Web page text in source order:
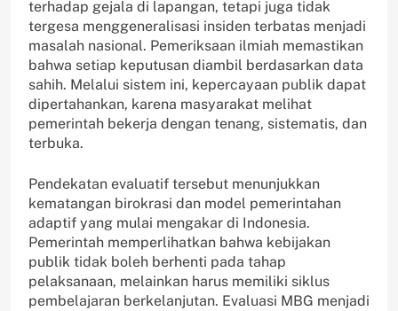
terhadap gejala di lapangan, tetapi juga tidak
tergesa menggeneralisasi insiden terbatas menjadi
masalah nasional. Pemeriksaan ilmiah memastikan
bahwa setiap keputusan diambil berdasarkan data
sahih. Melalui sistem ini, kepercayaan publik dapat
dipertahankan, karena masyarakat melihat
pemerintah bekerja dengan tenang, sistematis, dan
terbuka.
Pendekatan evaluatif tersebut menunjukkan
kematangan birokrasi dan model pemerintahan
adaptif yang mulai mengakar di Indonesia.
Pemerintah memperlihatkan bahwa kebijakan
publik tidak boleh berhenti pada tahap
pelaksanaan, melainkan harus memiliki siklus
pembelajaran berkelanjutan. Evaluasi MBG menjadi